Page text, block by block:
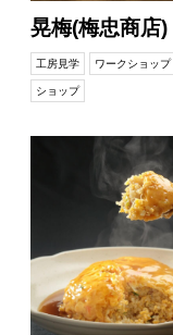
晃梅(梅忠商店)
工房見学 ワークショップ
ショップ